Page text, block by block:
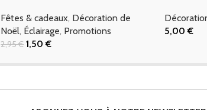
Fêtes & cadeaux, Décoration de
Noël, Éclairage, Promotions
2,95€ 1,50€
5,00€